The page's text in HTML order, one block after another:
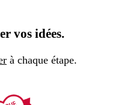
vos idées.
à chaque étape.